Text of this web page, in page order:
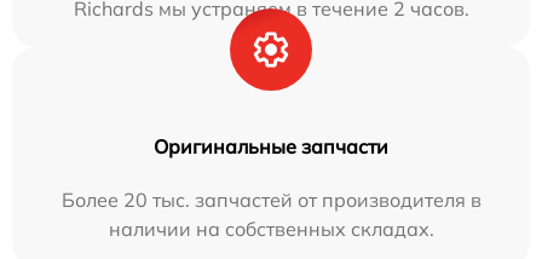
Richards мы устраняем в течение 2 часов.
Оригинальные запчасти
Более 20 тыс. запчастей от производителя в
наличии на собственных складах.